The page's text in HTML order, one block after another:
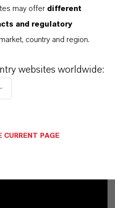
may offer different
and regulatory
country and region.
websites worldwide:
PAGE